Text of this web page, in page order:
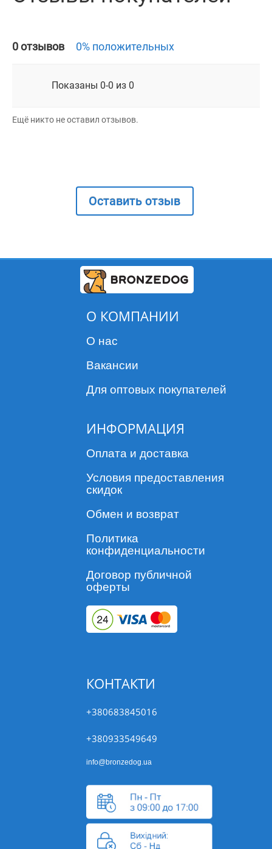
0 отзывов 0% положительных
Показаны 0-0 из 0
Ещё никто не оставил отзывов.
Оставить отзыв
О КОМПАНИИ
О нас
Вакансии
Для оптовых покупателей
ИНФОРМАЦИЯ
Оплата и доставка
Условия предоставления
скидок
Обмен и возврат
Политика
конфиденциальности
Договор публичной
оферты
КОНТАКТИ
+380683845016
+380933549649
info@bronzedog.ua